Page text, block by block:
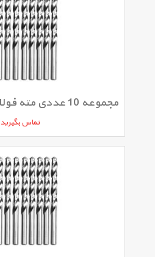
تماس بگیرید